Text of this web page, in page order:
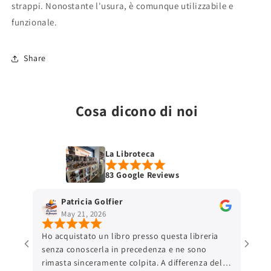
strappi. Nonostante l'usura, è comunque utilizzabile e
funzionale.
Share
Cosa dicono di noi
La Libroteca
83 Google Reviews
Patricia Golfier
May 21, 2026
Ho acquistato un libro presso questa libreria
senza conoscerla in precedenza e ne sono
rimasta sinceramente colpita. A differenza delle